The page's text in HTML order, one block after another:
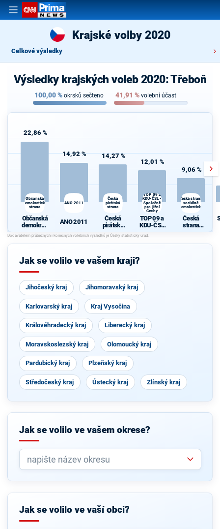
Krajské volby 2020
Celkové výsledky
Výsledky krajských voleb 2020: Třeboň
100,00% okrsků sečteno 41,91 % volební účast
22,86 %
Občanská
demokratická
strana
Občanská
demokrati
cká strana
14,92 %
ANO 2011
ANO 2011
14,27 %
Česká
pirátská
strana
Česká
pirátská
strana
12,01 %
TOP 09 a
KDU-ČSL -
Společně
pro jižní
Čechy
TOP 09 a
KDU-ČSL
- Společně
pro jižní
Čechy
9,06 %
Česká strana
sociálně
demokratická
Česká
strana
sociálně
cká
Jak se volilo ve vašem kraji?
Jihočeský kraj Jihomoravský kraj
Karlovarský kraj Kraj Vysočina
Královéhradecký kraj Liberecký kraj
Moravskoslezský kraj Olomoucký kraj
Pardubický kraj Plzeňský kraj
Středočeský kraj Ústecký kraj Zlínský kraj
Jak se volilo ve vašem okrese?
Jak se volilo ve vaší obci?